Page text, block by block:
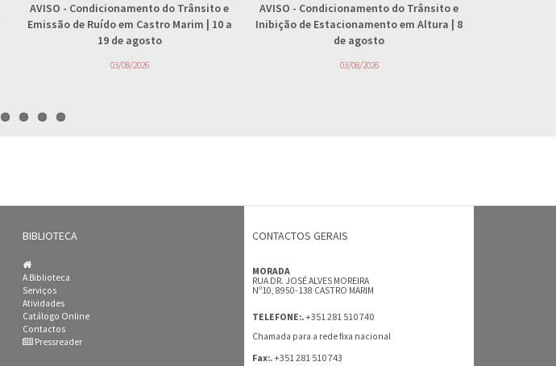
AVISO - Condicionamento do Trânsito e
Emissão de Ruído em Castro Marim | 10 a
19 de agosto
03/08/2026
AVISO - Condicionamento do Trânsito e
Inibição de Estacionamento em Altura | 8
de agosto
03/08/2026
BIBLIOTECA
A Biblioteca
Serviços
Atividades
Catálogo Online
Contactos
Pressreader
CONTACTOS GERAIS
MORADA
RUA DR. JOSÉ ALVES MOREIRA
Nº10, 8950-138 CASTRO MARIM
TELEFONE:.+351 281 510 740
Chamada para a rede fixa nacional
Fax:.+351 281 510 743